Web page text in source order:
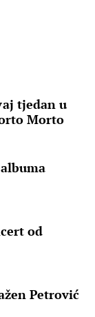
tjedan u
Morto
od
Petrović